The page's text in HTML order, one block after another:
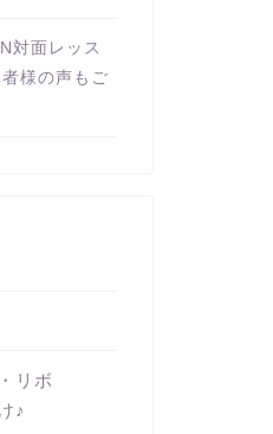
対面レッス
様の声もご
リボ
♪